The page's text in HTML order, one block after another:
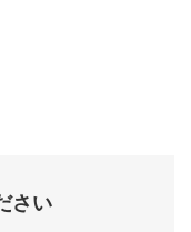
さい